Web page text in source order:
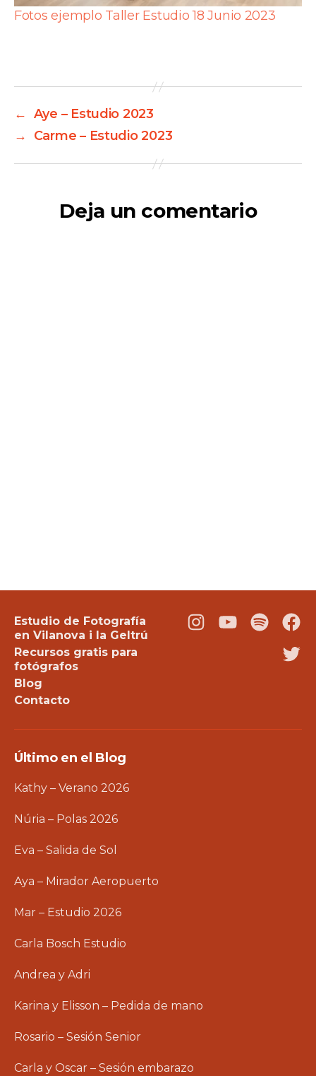
Fotos ejemplo Taller Estudio 18 Junio 2023
← Aye – Estudio 2023
→
Carme – Estudio 2023
Deja un comentario
Estudio de Fotografía
en Vilanova i la Geltrú
Recursos gratis para
fotógrafos
Blog
Contacto
Instagram
YoutubePodcast
Último en el Blog
Kathy – Verano 2026
Núria – Polas 2026
Eva – Salida de Sol
Aya – Mirador Aeropuerto
Mar – Estudio 2026
Carla Bosch Estudio
Andrea y Adri
Karina y Elisson – Pedida de mano
Rosario – Sesión Senior
Carla y Oscar – Sesión embarazo